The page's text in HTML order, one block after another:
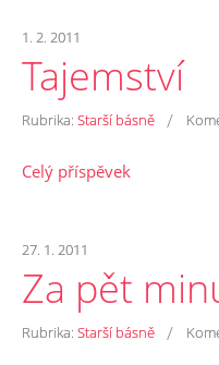
1. 2. 2011
Tajemství
Rubrika: Starší básně /
Celý příspěvek
27. 1. 2011
Za pět
Rubrika: Starší básně /